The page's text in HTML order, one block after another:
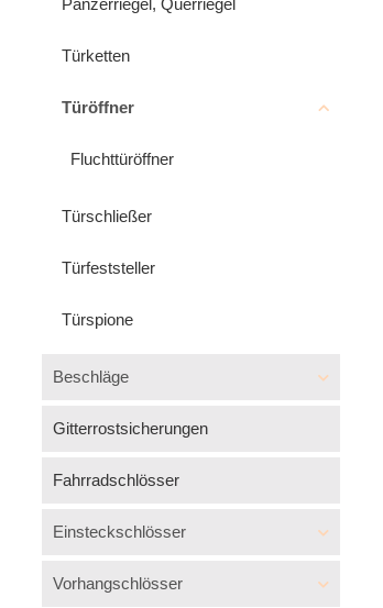
Panzerriegel, Querriegel
Türketten
Türöffner
Fluchttüröffner
Türschließer
Türfeststeller
Türspione
Beschläge
Gitterrostsicherungen
Fahrradschlösser
Einsteckschlösser
Vorhangschlösser